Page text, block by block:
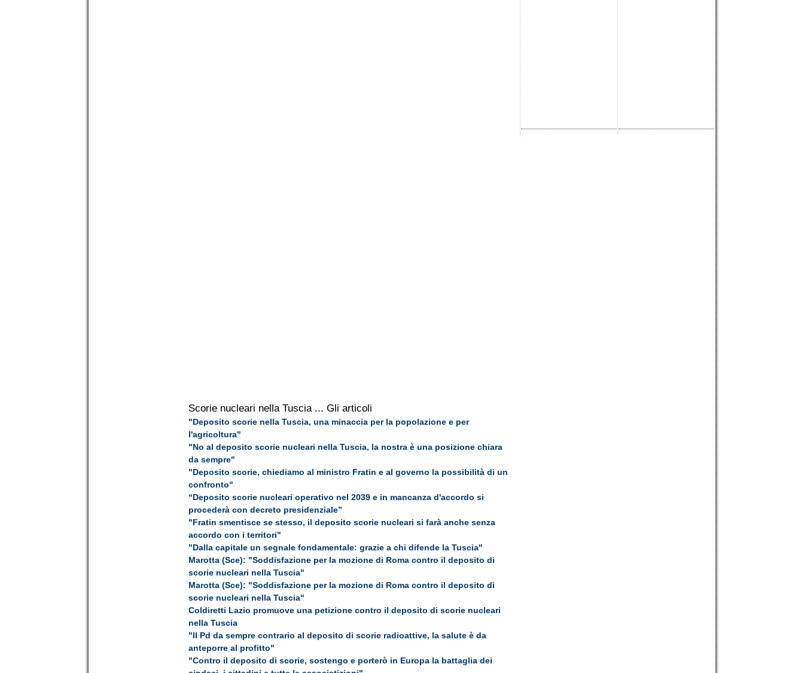
Scorie nucleari nella Tuscia ... Gli articoli
"Deposito scorie nella Tuscia, una minaccia per la popolazione e per
l'agricoltura"
"No al deposito scorie nucleari nella Tuscia, la nostra è una posizione chiara
da sempre"
"Deposito scorie, chiediamo al ministro Fratin e al governo la possibilità di un
confronto"
“Deposito scorie nucleari operativo nel 2039 e in mancanza d'accordo si
procederà con decreto presidenziale”
"Fratin smentisce se stesso, il deposito scorie nucleari si farà anche senza
accordo con i territori"
"Dalla capitale un segnale fondamentale: grazie a chi difende la Tuscia"
Marotta (Sce): "Soddisfazione per la mozione di Roma contro il deposito di
scorie nucleari nella Tuscia"
Marotta (Sce): "Soddisfazione per la mozione di Roma contro il deposito di
scorie nucleari nella Tuscia"
Coldiretti Lazio promuove una petizione contro il deposito di scorie nucleari
nella Tuscia
"Il Pd da sempre contrario al deposito di scorie radioattive, la salute è da
anteporre al profitto"
"Contro il deposito di scorie, sostengo e porterò in Europa la battaglia dei